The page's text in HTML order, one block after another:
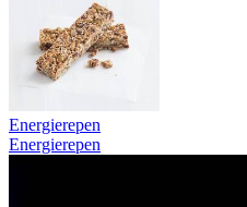
Energierepen
Energierepen